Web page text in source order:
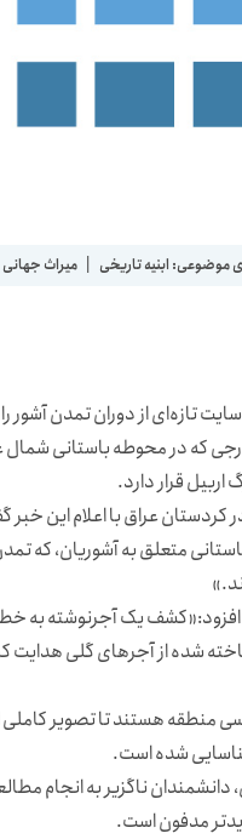
موضوعی: ابنیه تاریخی میراث جهانی
تازه‌ای از دوران تمدن آشور
که در محوطه باستانی
قرار دارد.
عراق با اعلام این خبر
متعلق به آشوریان، که
یک آجرنوشته به
شده از آجرهای گلی هدایت
هستند تا تصویر کاملی
شده است.
ناگزیر به انجام
مدفون است.